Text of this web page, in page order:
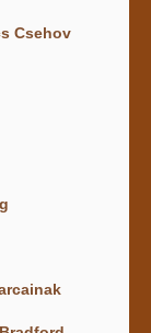
Csehov